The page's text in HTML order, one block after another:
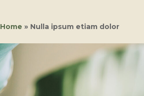
Home » Nulla ipsum etiam dolor